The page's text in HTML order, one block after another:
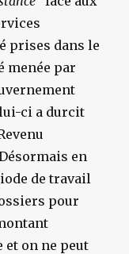
prises dans le
menée par
ci a durcit
en
de travail
pour
et on ne peut